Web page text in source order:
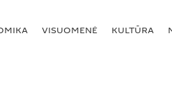
VISUOMENĖ KULTŪRA